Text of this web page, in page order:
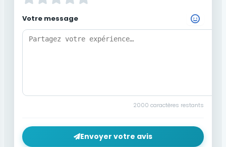
Votre message
Choisir un Emoji
2000 caractères restants
Envoyer votre avis